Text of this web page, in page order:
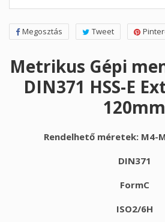
Megosztás Tweet
Metrikus Gépi
DIN371 HSS-E
120mm
Rendelhető méretek: M4-
DIN371
FormC
ISO2/6H